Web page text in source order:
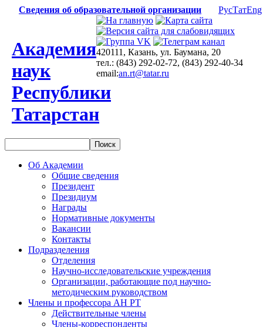
Сведения об образовательной организации РусТатEng
Академия
наук
Республики
Татарстан
420111, Казань, ул. Баумана, 20
тел.: (843) 292-02-72, (843) 292-40-34
email:an.rt@tatar.ru
Об Академии
Общие сведения
Президент
Президиум
Награды
Нормативные документы
Вакансии
Контакты
Подразделения
Отделения
Научно-исследовательские учреждения
Организации, работающие под научно-
методическим руководством
Члены и профессора АН РТ
Действительные члены
Члены-корреспонденты